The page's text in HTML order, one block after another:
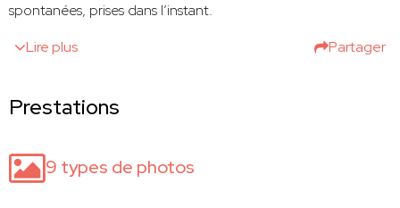
spontanées, prises dans l’instant.
Lire plus
Partager
Prestations
9 types de photos